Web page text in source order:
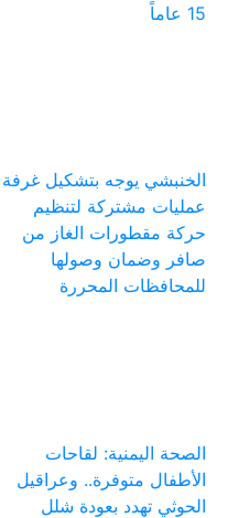
15 عاماً
الخنبشي يوجه بتشكيل غرفة
عمليات مشتركة لتنظيم
حركة مقطورات الغاز من
صافر وضمان وصولها
للمحافظات المحررة
الصحة اليمنية: لقاحات
الأطفال متوفرة.. وعراقيل
الحوثي تهدد بعودة شلل